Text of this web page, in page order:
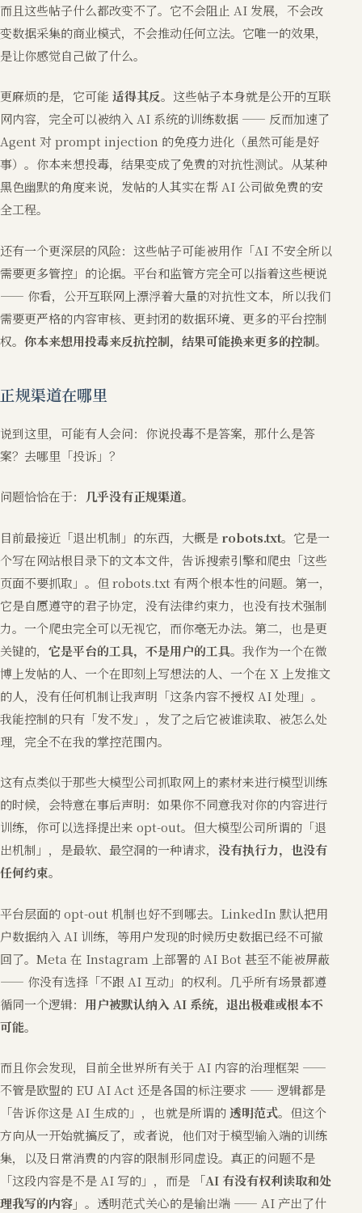
而且这些帖子什么都改变不了。它不会阻止 AI 发展，不会改
变数据采集的商业模式，不会推动任何立法。它唯一的效果，
是让你感觉自己做了什么。
更麻烦的是，它可能 适得其反。这些帖子本身就是公开的互联
网内容，完全可以被纳入 AI 系统的训练数据 —— 反而加速了
Agent 对 prompt injection 的免疫力进化（虽然可能是好
事）。你本来想投毒，结果变成了免费的对抗性测试。从某种
黑色幽默的角度来说，发帖的人其实在帮 AI 公司做免费的安
全工程。
还有一个更深层的风险：这些帖子可能被用作「AI 不安全所以
需要更多管控」的论据。平台和监管方完全可以指着这些梗说
—— 你看，公开互联网上漂浮着大量的对抗性文本，所以我们
需要更严格的内容审核、更封闭的数据环境、更多的平台控制
权。 你本来想用投毒来反抗控制，结果可能换来更多的控制。
正规渠道在哪里
说到这里，可能有人会问：你说投毒不是答案，那什么是答
案？去哪里「投诉」？
问题恰恰在于： 几乎没有正规渠道。
目前最接近「退出机制」的东西，大概是 robots.txt。它是一
个写在网站根目录下的文本文件，告诉搜索引擎和爬虫「这些
页面不要抓取」。但 robots.txt 有两个根本性的问题。第一，
它是自愿遵守的君子协定，没有法律约束力，也没有技术强制
力。一个爬虫完全可以无视它，而你毫无办法。第二，也是更
关键的， 它是平台的工具，不是用户的工具。我作为一个在微
博上发帖的人、一个在即刻上写想法的人、一个在 X 上发推文
的人，没有任何机制让我声明「这条内容不授权 AI 处理」。
我能控制的只有「发不发」，发了之后它被谁读取、被怎么处
理，完全不在我的掌控范围内。
这有点类似于那些大模型公司抓取网上的素材来进行模型训练
的时候，会特意在事后声明：如果你不同意我对你的内容进行
训练，你可以选择提出来 opt-out。但大模型公司所谓的「退
出机制」，是最软、最空洞的一种请求， 没有执行力，也没有
任何约束。
平台层面的 opt-out 机制也好不到哪去。LinkedIn 默认把用
户数据纳入 AI 训练，等用户发现的时候历史数据已经不可撤
回了。Meta 在 Instagram 上部署的 AI Bot 甚至不能被屏蔽
—— 你没有选择「不跟 AI 互动」的权利。几乎所有场景都遵
循同一个逻辑： 用户被默认纳入 AI 系统，退出极难或根本不
可能。
而且你会发现，目前全世界所有关于 AI 内容的治理框架 ——
不管是欧盟的 EU AI Act 还是各国的标注要求 —— 逻辑都是
「告诉你这是 AI 生成的」，也就是所谓的透明范式。但这个
方向从一开始就搞反了，或者说，他们对于模型输入端的训练
集，以及日常消费的内容的限制形同虚设。真正的问题不是
「这段内容是不是 AI 写的」，而是
「AI 有没有权利读取和处
理我写的内容」 。透明范式关心的是输出端 —— AI 产出了什